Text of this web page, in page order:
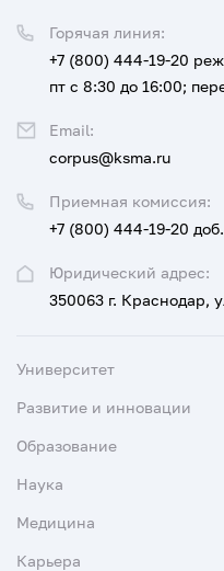
Юридический адрес:
350063 г. Краснодар,
Приемная комиссия:
+7 (800) 444-19-20
Горячая линия:
+7 (800) 444-19-20
пт с 8:30 до 16:00;
Email:
corpus@ksma.ru
Университет
Развитие и инновации
Образование
Наука
Медицина
Карьера